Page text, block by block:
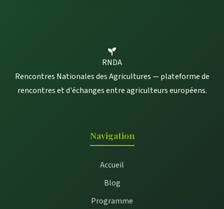
RNDA
Rencontres Nationales des Agricultures — plateforme de
rencontres et d'échanges entre agriculteurs européens.
Navigation
Accueil
Blog
Programme